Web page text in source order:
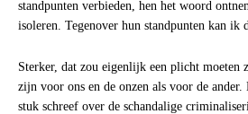
standpunten verbieden, hen het woord
isoleren. Tegenover hun standpunten kan
Sterker, dat zou eigenlijk een plicht moeten
zijn voor ons en de onzen als voor de
stuk schreef over de schandalige